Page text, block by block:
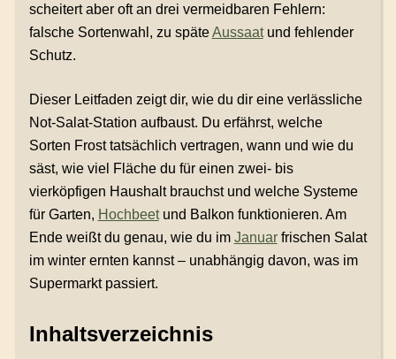
scheitert aber oft an drei vermeidbaren Fehlern:
falsche Sortenwahl, zu späteAussaatund fehlender
Schutz.
Dieser Leitfaden zeigt dir, wie du dir eine verlässliche
Not-Salat-Station aufbaust. Du erfährst, welche
Sorten Frost tatsächlich vertragen, wann und wie du
säst, wie viel Fläche du für einen zwei- bis
vierköpfigen Haushalt brauchst und welche Systeme
für Garten, Hochbeetund Balkon funktionieren. Am
Ende weißt du genau, wie du im Januarfrischen Salat
im winter ernten kannst – unabhängig davon, was im
Supermarkt passiert.
Inhaltsverzeichnis